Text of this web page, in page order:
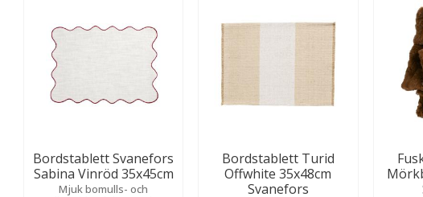
Bordstablett Svanefors
Sabina Vinröd 35x45cm
Mjuk bomulls- och
Bordstablett Turid
Offwhite 35x48cm
Svanefors